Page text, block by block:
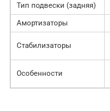
Тип подвески (задняя)
Амортизаторы
Стабилизаторы
Особенности